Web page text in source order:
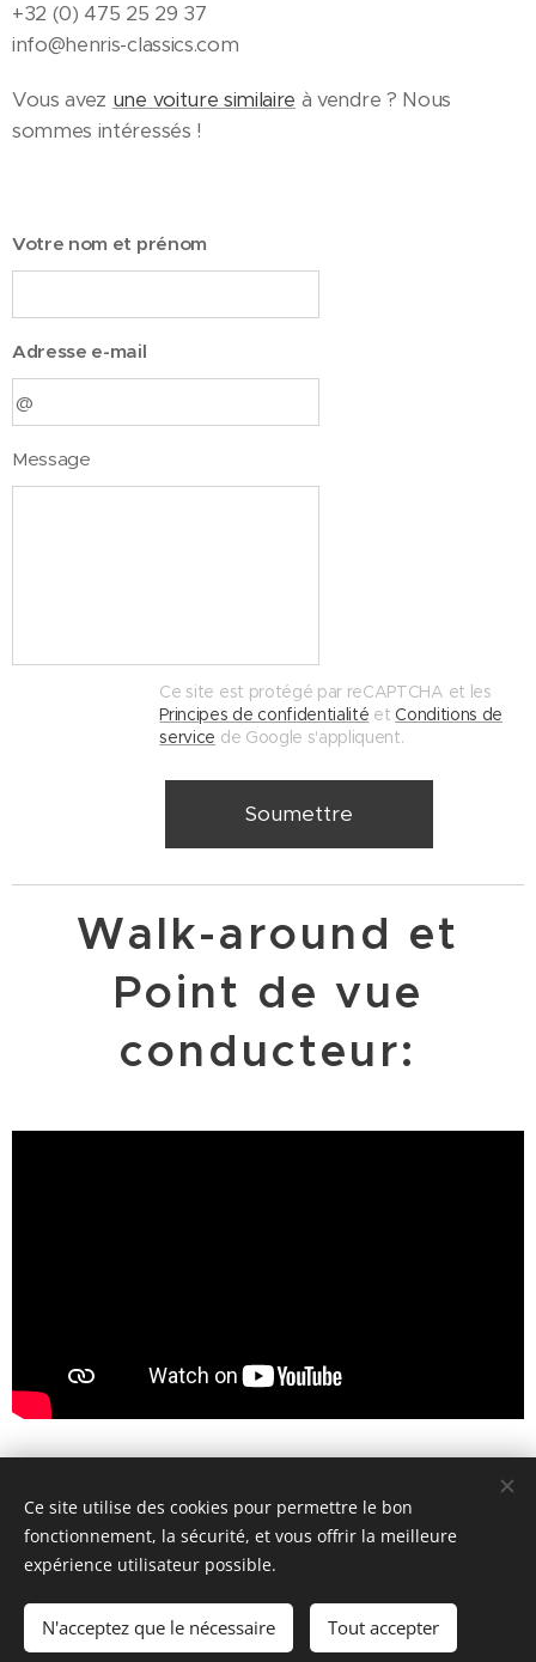
+32 (0) 475 25 29 37
info@henris-classics.com
Vous avez une voiture similaire à vendre ? Nous
sommes intéressés !
Votre nom et prénom
Adresse e-mail
Message
Ce site est protégé par reCAPTCHA et les
Principes de confidentialité et Conditions de
service de Google s'appliquent.
Soumettre
Walk-around et
Point de vue
conducteur:
© Henri's classics
Cookies
Langues
Nederlands
American English Français
Ce site utilise des cookies pour permettre le bon
fonctionnement, la sécurité, et vous offrir la meilleure
expérience utilisateur possible.
N'acceptez que le nécessaire Tout accepter